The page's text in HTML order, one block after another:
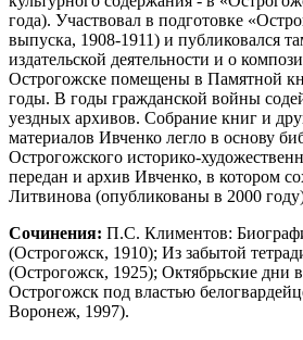
года). Участвовал в подготовке
выпуска, 1908-1911) и публиковался
издательской деятельности и о
Острогожске помещены в Памятной
годы. В годы гражданской войны
уездных архивов. Собрание книг и
материалов Ивченко легло в основу
Острогожского историко-
передан и архив Ивченко, в котором
Литвинова (опубликованы в 2000
Сочинения: П.С. Климентов:
(Острогожск, 1910); Из забытой
(Острогожск, 1925); Октябрьские дни
Острогожск под властью
Воронеж, 1997).